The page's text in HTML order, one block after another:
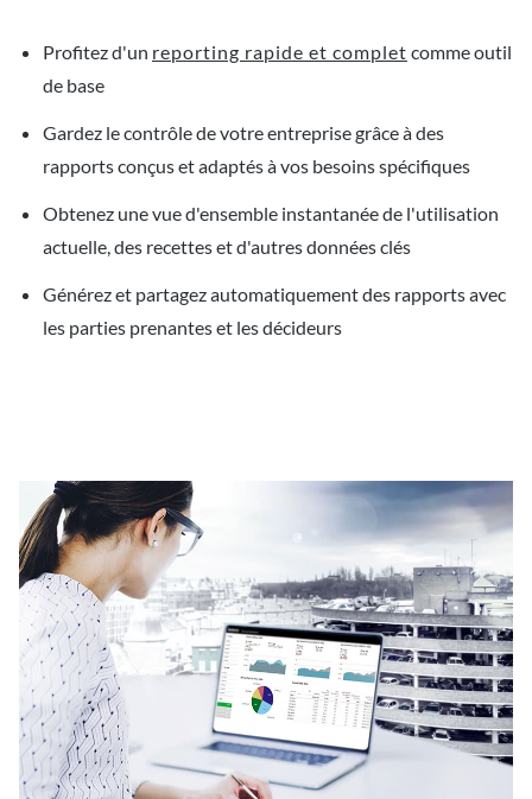
Profitez d'un reporting rapide et complet comme outil
de base
Gardez le contrôle de votre entreprise grâce à des
rapports conçus et adaptés à vos besoins spécifiques
Obtenez une vue d'ensemble instantanée de l'utilisation
actuelle, des recettes et d'autres données clés
Générez et partagez automatiquement des rapports avec
les parties prenantes et les décideurs